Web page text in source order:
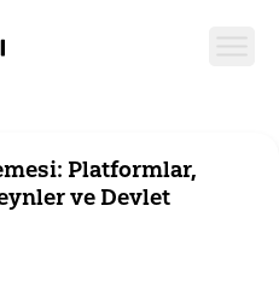
Platformlar,
ve Devlet